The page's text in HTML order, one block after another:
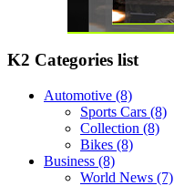
K2 Categories list
Automotive (8)
Sports Cars (8)
Collection (8)
Bikes (8)
Business (8)
World News (7)